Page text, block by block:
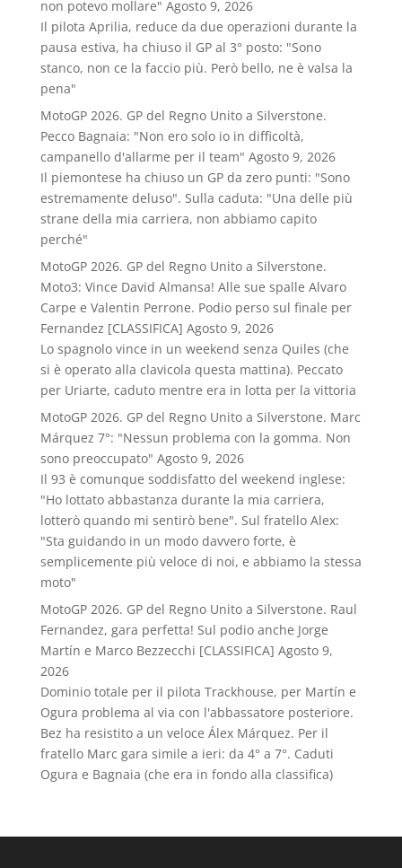
non potevo mollare" Agosto 9, 2026
Il pilota Aprilia, reduce da due operazioni durante la
pausa estiva, ha chiuso il GP al 3° posto: "Sono
stanco, non ce la faccio più. Però bello, ne è valsa la
pena"
MotoGP 2026. GP del Regno Unito a Silverstone.
Pecco Bagnaia: "Non ero solo io in difficoltà,
campanello d'allarme per il team" Agosto 9, 2026
Il piemontese ha chiuso un GP da zero punti: "Sono
estremamente deluso". Sulla caduta: "Una delle più
strane della mia carriera, non abbiamo capito
perché"
MotoGP 2026. GP del Regno Unito a Silverstone.
Moto3: Vince David Almansa! Alle sue spalle Alvaro
Carpe e Valentin Perrone. Podio perso sul finale per
Fernandez [CLASSIFICA] Agosto 9, 2026
Lo spagnolo vince in un weekend senza Quiles (che
si è operato alla clavicola questa mattina). Peccato
per Uriarte, caduto mentre era in lotta per la vittoria
MotoGP 2026. GP del Regno Unito a Silverstone. Marc
Márquez 7°: "Nessun problema con la gomma. Non
sono preoccupato" Agosto 9, 2026
Il 93 è comunque soddisfatto del weekend inglese:
"Ho lottato abbastanza durante la mia carriera,
lotterò quando mi sentirò bene". Sul fratello Alex:
"Sta guidando in un modo davvero forte, è
semplicemente più veloce di noi, e abbiamo la stessa
moto"
MotoGP 2026. GP del Regno Unito a Silverstone. Raul
Fernandez, gara perfetta! Sul podio anche Jorge
Martín e Marco Bezzecchi [CLASSIFICA] Agosto 9,
2026
Dominio totale per il pilota Trackhouse, per Martín e
Ogura problema al via con l'abbassatore posteriore.
Bez ha resistito a un veloce Álex Márquez. Per il
fratello Marc gara simile a ieri: da 4° a 7°. Caduti
Ogura e Bagnaia (che era in fondo alla classifica)